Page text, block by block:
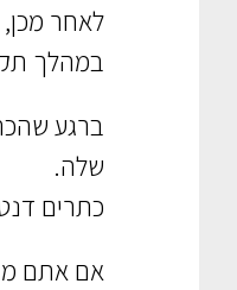
לאחר
במהלך
ברגע
שלה.
כתרים
אם אתם